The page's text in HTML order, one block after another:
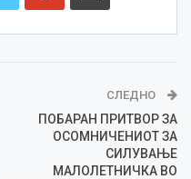
СЛЕДНО
ПОБАРАН ПРИТВОР ЗА
ОСОМНИЧЕНИОТ ЗА
СИЛУВАЊЕ
МАЛОЛЕТНИЧКА ВО